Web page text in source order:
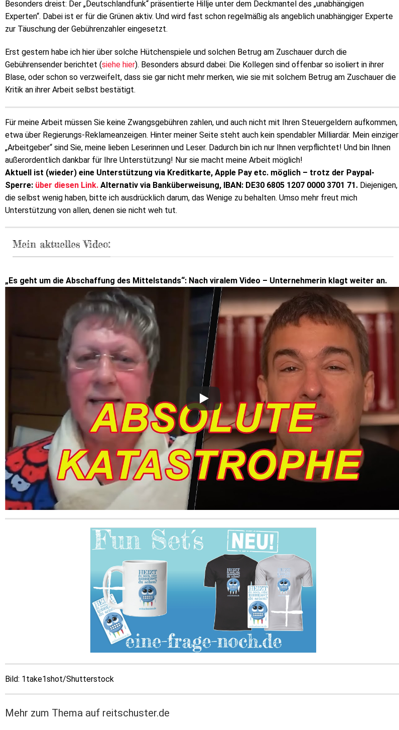
Besonders dreist: Der „Deutschlandfunk“ präsentierte Hillje unter dem Deckmantel des „unabhängigen
Experten“. Dabei ist er für die Grünen aktiv. Und wird fast schon regelmäßig als angeblich unabhängiger Experte
zur Täuschung der Gebührenzahler eingesetzt.
Erst gestern habe ich hier über solche Hütchenspiele und solchen Betrug am Zuschauer durch die
Gebührensender berichtet (siehe hier). Besonders absurd dabei: Die Kollegen sind offenbar so isoliert in ihrer
Blase, oder schon so verzweifelt, dass sie gar nicht mehr merken, wie sie mit solchem Betrug am Zuschauer die
Kritik an ihrer Arbeit selbst bestätigt.
Für meine Arbeit müssen Sie keine Zwangsgebühren zahlen, und auch nicht mit Ihren Steuergeldern aufkommen,
etwa über Regierungs-Reklameanzeigen. Hinter meiner Seite steht auch kein spendabler Milliardär. Mein einziger
„Arbeitgeber“ sind Sie, meine lieben Leserinnen und Leser. Dadurch bin ich nur Ihnen verpflichtet! Und bin Ihnen
außerordentlich dankbar für Ihre Unterstützung! Nur sie macht meine Arbeit möglich!
Aktuell ist (wieder) eine Unterstützung via Kreditkarte, Apple Pay etc. möglich – trotz der Paypal-
Sperre: über diesen Link. Alternativ via Banküberweisung, IBAN: DE30 6805 1207 0000 3701 71. Diejenigen,
die selbst wenig haben, bitte ich ausdrücklich darum, das Wenige zu behalten. Umso mehr freut mich
Unterstützung von allen, denen sie nicht weh tut.
Mein aktuelles Video:
„Es geht um die Abschaffung des Mittelstands“: Nach viralem Video – Unternehmerin klagt weiter an.
Bild: 1take1shot/Shutterstock
Mehr zum Thema auf reitschuster.de